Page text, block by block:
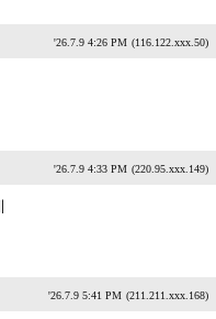
'26.7.9 4:26 PM (116.122.xxx.50)
'26.7.9 4:33 PM (220.95.xxx.149)
'26.7.9 5:41 PM (211.211.xxx.168)